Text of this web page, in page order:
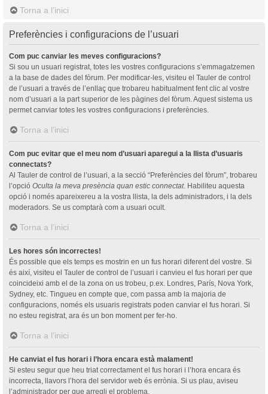
Torna a l’inici
Preferències i configuracions de l’usuari
Com puc canviar les meves configuracions?
Si sou un usuari registrat, totes les vostres configuracions s’emmagatzemen
a la base de dades del fòrum. Per modificar-les, visiteu el Tauler de control
de l’usuari a través de l’enllaç que trobareu habitualment fent clic al vostre
nom d’usuari a la part superior de les pàgines del fòrum. Aquest sistema us
permet canviar totes les vostres configuracions i preferències.
Torna a l’inici
Com puc evitar que el meu nom d’usuari aparegui a la llista d’usuaris
connectats?
Al Tauler de control de l’usuari, a la secció “Preferències del fòrum”, trobareu
l’opció Oculta la meva presència quan estic connectat. Habiliteu aquesta
opció i només apareixereu a la vostra llista, la dels administradors, i la dels
moderadors. Se us comptarà com a usuari ocult.
Torna a l’inici
Les hores són incorrectes!
És possible que els temps es mostrin en un fus horari diferent del vostre. Si
és així, visiteu el Tauler de control de l’usuari i canvieu el fus horari per que
coincideixi amb el de la zona on us trobeu, p.ex. Londres, París, Nova York,
Sydney, etc. Tingueu en compte que, com passa amb la majoria de
configuracions, només els usuaris registrats poden canviar el fus horari. Si
no esteu registrat, ara és un bon moment per fer-ho.
Torna a l’inici
He canviat el fus horari i l’hora encara està malament!
Si esteu segur que heu triat correctament el fus horari i l’hora encara és
incorrecta, llavors l’hora del servidor web és errònia. Si us plau, aviseu
l’administrador per que arregli el problema.